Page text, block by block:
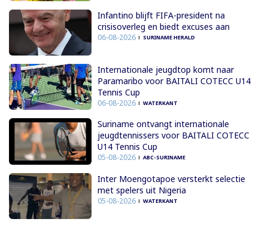
Infantino blijft FIFA-president na
crisisoverleg en biedt excuses aan
06-08-2026 SURINAME HERALD
Internationale jeugdtop komt naar
Paramaribo voor BAITALI COTECC U14
Tennis Cup
06-08-2026 WATERKANT
Suriname ontvangt internationale
jeugdtennissers voor BAITALI COTECC
U14 Tennis Cup
05-08-2026 ABC-SURINAME
Inter Moengotapoe versterkt selectie
met spelers uit Nigeria
05-08-2026 WATERKANT